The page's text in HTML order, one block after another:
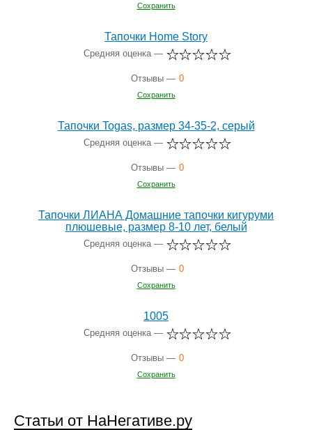
Сохранить
Тапочки Home Story
Средняя оценка —
Отзывы — 0
Сохранить
Тапочки Togas, размер 34-35-2, серый
Средняя оценка —
Отзывы — 0
Сохранить
Тапочки ЛИАНА Домашние тапочки кигуруми
плюшевые, размер 8-10 лет, белый
Средняя оценка —
Отзывы — 0
Сохранить
1005
Средняя оценка —
Отзывы — 0
Сохранить
Статьи от НаНегативе.ру